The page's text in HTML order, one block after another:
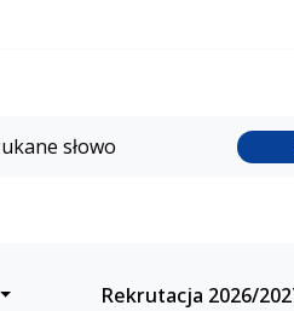
Rekrutacja 2026/